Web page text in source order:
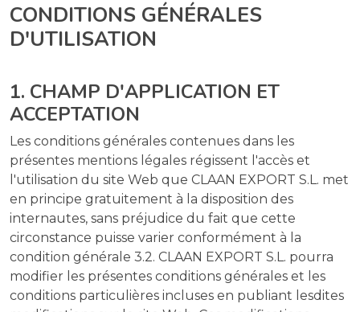
CONDITIONS GÉNÉRALES
D'UTILISATION
1. CHAMP D'APPLICATION ET
ACCEPTATION
Les conditions générales contenues dans les
présentes mentions légales régissent l'accès et
l'utilisation du site Web que CLAAN EXPORT S.L. met
en principe gratuitement à la disposition des
internautes, sans préjudice du fait que cette
circonstance puisse varier conformément à la
condition générale 3.2. CLAAN EXPORT S.L. pourra
modifier les présentes conditions générales et les
conditions particulières incluses en publiant lesdites